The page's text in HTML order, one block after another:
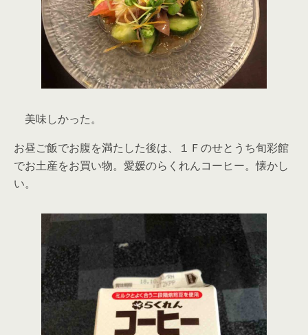
美味しかった。
お昼ご飯でお腹を満たした後は、１Ｆのせとうち旬彩館
でお土産をお買い物。愛媛のらくれんコーヒー。懐かし
い。